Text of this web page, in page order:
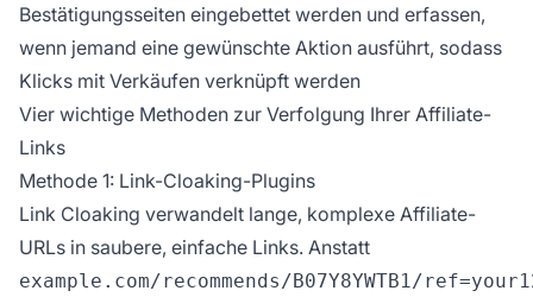
Bestätigungsseiten eingebettet werden und erfassen,
wenn jemand eine gewünschte Aktion ausführt, sodass
Klicks mit Verkäufen verknüpft werden
Vier wichtige Methoden zur Verfolgung Ihrer Affiliate-
Links
Methode 1: Link-Cloaking-Plugins
Link Cloaking verwandelt lange, komplexe Affiliate-
URLs in saubere, einfache Links. Anstatt
example.com/recommends/B07Y8YWTB1/